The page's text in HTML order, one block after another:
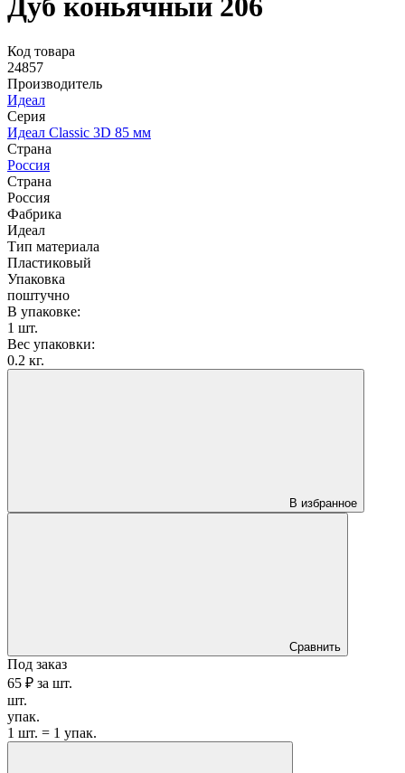
Дуб коньячный 206
Код товара
24857
Производитель
Идеал
Серия
Идеал Classic 3D 85 мм
Страна
Россия
Страна
Россия
Фабрика
Идеал
Тип материала
Пластиковый
Упаковка
поштучно
В упаковке:
1 шт.
Вес упаковки:
0.2 кг.
В избранное
Сравнить
Под заказ
65 ₽ за шт.
шт.
упак.
1 шт. = 1 упак.